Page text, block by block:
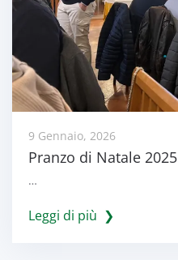
9 Gennaio, 2026
Pranzo di Natale 2025
…
Leggi di più ❯